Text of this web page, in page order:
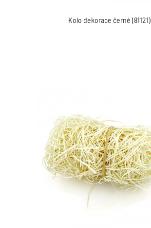
Kolo dekorace černé (81121)